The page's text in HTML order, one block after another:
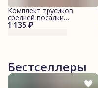
1 135 ₽
Комплект трусиков
средней посадки
"Голубой/Морские
котики"
Бестселлеры